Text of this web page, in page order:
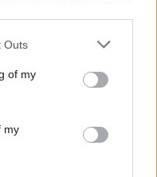
Outs
of my
my
Komoroski, με αλκοόλ
νόμιμου ορίου, έπεσε
τώρα νέο υλικό από το
αποκαλύπτει τη
το παιδί μου, τα
‑ Ο πόνος του